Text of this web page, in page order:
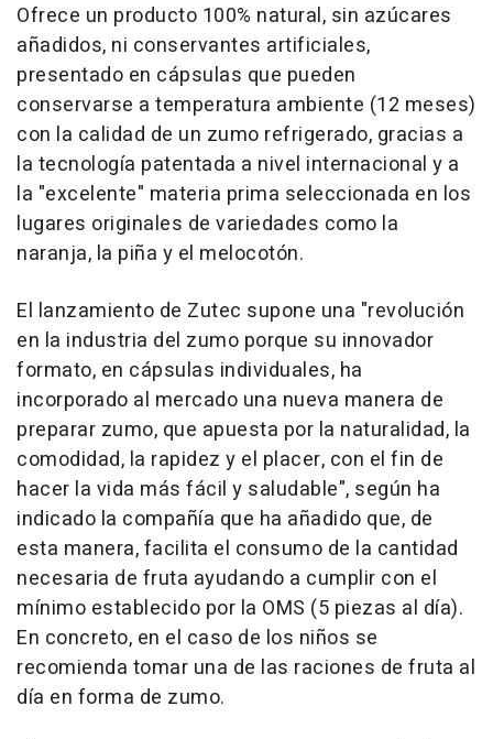
Ofrece un producto 100% natural, sin azúcares
añadidos, ni conservantes artificiales,
presentado en cápsulas que pueden
conservarse a temperatura ambiente (12 meses)
con la calidad de un zumo refrigerado, gracias a
la tecnología patentada a nivel internacional y a
la "excelente" materia prima seleccionada en los
lugares originales de variedades como la
naranja, la piña y el melocotón.
El lanzamiento de Zutec supone una "revolución
en la industria del zumo porque su innovador
formato, en cápsulas individuales, ha
incorporado al mercado una nueva manera de
preparar zumo, que apuesta por la naturalidad, la
comodidad, la rapidez y el placer, con el fin de
hacer la vida más fácil y saludable", según ha
indicado la compañía que ha añadido que, de
esta manera, facilita el consumo de la cantidad
necesaria de fruta ayudando a cumplir con el
mínimo establecido por la OMS (5 piezas al día).
En concreto, en el caso de los niños se
recomienda tomar una de las raciones de fruta al
día en forma de zumo.